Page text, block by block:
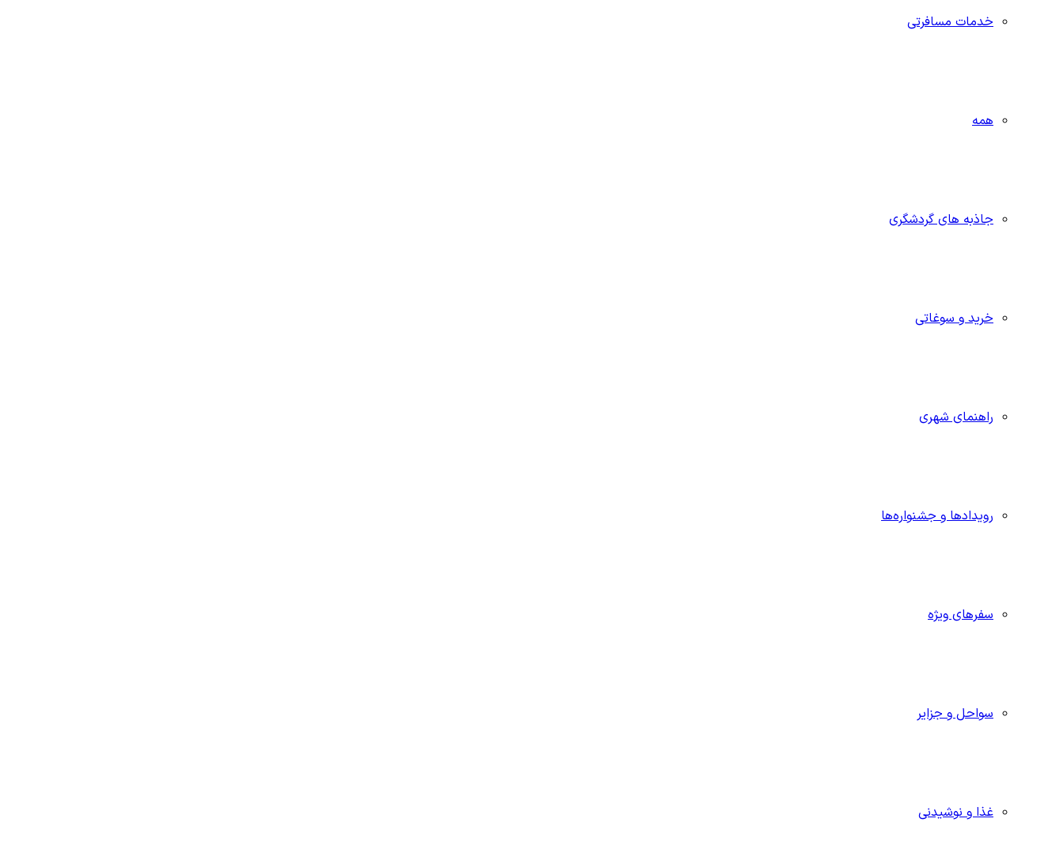
خدمات مسافرتی
همه
جاذبه‌ های گردشگری
خرید و سوغاتی
راهنمای شهری
رویدادها و جشنواره‌ها
سفرهای ویژه
سواحل و جزایر
غذا و نوشیدنی